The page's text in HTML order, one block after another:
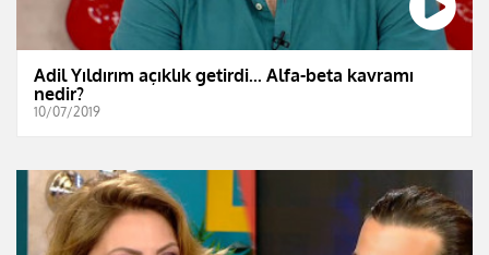
Adil Yıldırım açıklık getirdi... Alfa-beta kavramı
nedir?
10/07/2019